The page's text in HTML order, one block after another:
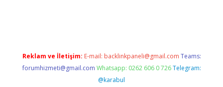
Reklam ve İletişim: E-mail: backlinkpaneli@gmail.com Teams:
forumhizmeti@gmail.com Whatsapp: 0262 606 0 726 Telegram:
@karabul